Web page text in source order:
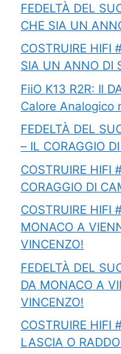
FEDELTÀ DEL
CHE SIA UN
COSTRUIRE HIFI
SIA UN ANNO DI
FiiO K13 R2R: Il
Calore Analogico
FEDELTÀ DEL
– IL CORAGGIO
COSTRUIRE HIFI
CORAGGIO DI
COSTRUIRE HIFI
MONACO A
VINCENZO!
FEDELTÀ DEL
DA MONACO A
VINCENZO!
COSTRUIRE HIFI
LASCIA O